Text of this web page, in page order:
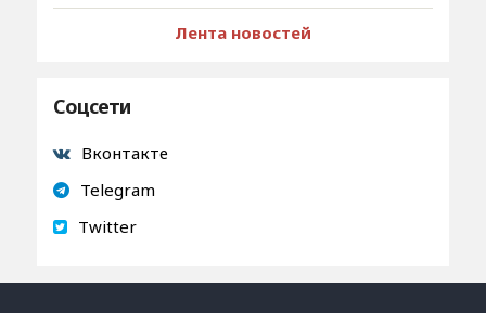
Лента новостей
Соцсети
Вконтакте
Telegram
Twitter